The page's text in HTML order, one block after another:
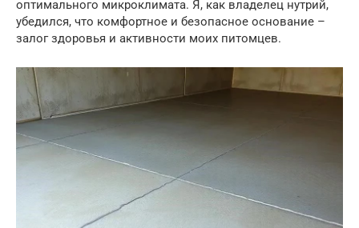
оптимального микроклимата. Я, как владелец нутрий,
убедился, что комфортное и безопасное основание –
залог здоровья и активности моих питомцев.